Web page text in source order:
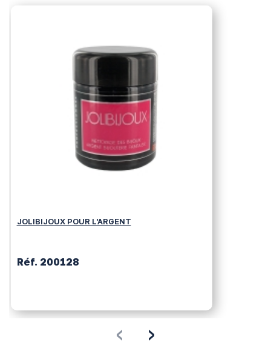
JOLIBIJOUX POUR L'ARGENT
Réf. 200128
‹ ›